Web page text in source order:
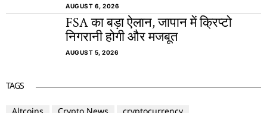
AUGUST 6, 2026
FSA का बड़ा ऐलान, जापान में क्रिप्टो
निगरानी होगी और मजबूत
AUGUST 5, 2026
TAGS